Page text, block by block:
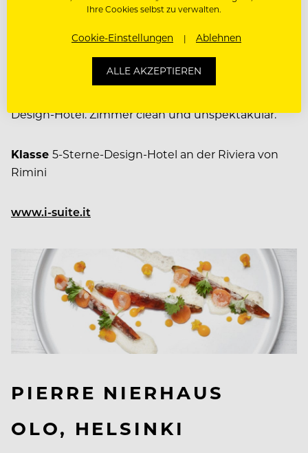
Succi, der auch schon bei Massimo Bottura lernte.
einer der besonderen Hotspots des Hotels.
Namensgebung sorgt für einen
Design-Hotel. Zimmer clean und unspektakulär.
Klasse 5-Sterne-Design-Hotel an der Riviera von
Rimini
www.i-suite.it
PIERRE NIERHAUS
OLO, HELSINKI
Ihre Cookies selbst zu verwalten.
Cookie-Einstellungen Ablehnen
ALLE AKZEPTIEREN